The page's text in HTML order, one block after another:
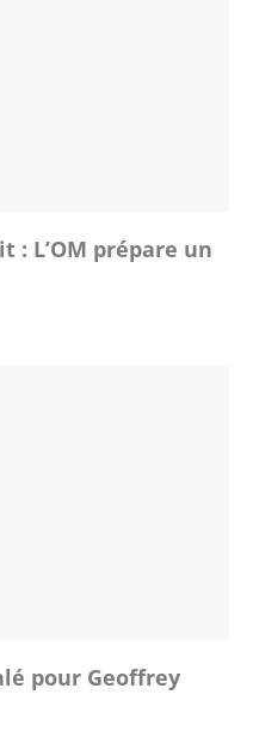
: L’OM prépare un
pour Geoffrey